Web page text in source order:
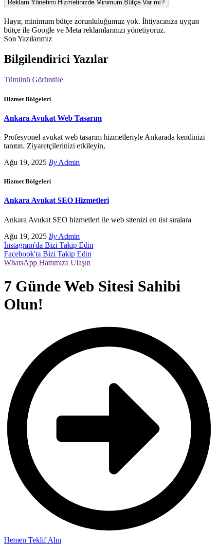
Reklam Yönetimi Hizmetinizde Minimum Bütçe Var mı?
Hayır, minimum bütçe zorunluluğumuz yok. İhtiyacınıza uygun
bütçe ile Google ve Meta reklamlarınızı yönetiyoruz.
Son Yazılarımız
Bilgilendirici Yazılar
Tümünü Görüntüle
Hizmet Bölgeleri
Ankara Avukat Web Tasarım
Profesyonel avukat web tasarım hizmetleriyle Ankarada kendinizi
tanıtın. Ziyaretçilerinizi etkileyin,
Ağu 19, 2025 By Admin
Hizmet Bölgeleri
Ankara Avukat SEO Hizmetleri
Ankara Avukat SEO hizmetleri ile web sitenizi en üst sıralara
Ağu 19, 2025 By Admin
İnstagram'da Bizi Takip Edin
Facebook'ta Bizi Takip Edin
WhatsApp Hattımıza Ulaşın
7 Günde Web Sitesi Sahibi
Olun!
Hemen Teklif Alın